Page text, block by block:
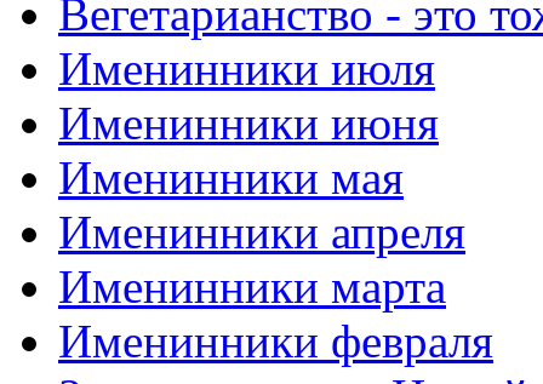
Вегетарианство - это
Именинники июля
Именинники июня
Именинники мая
Именинники апреля
Именинники марта
Именинники февраля